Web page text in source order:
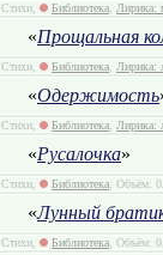
Стихи, Библиотека, Лирика:
«Прощальная
Стихи, Библиотека, Лирика:
«Одержимость
Стихи, Библиотека, Лирика:
«Русалочка»
Стихи, Библиотека, Объём:
«Лунный
Стихи, Библиотека, Объём: